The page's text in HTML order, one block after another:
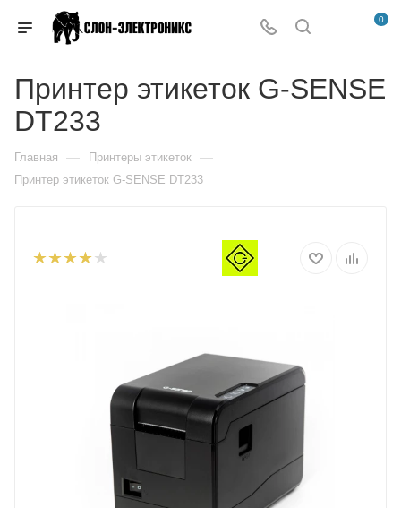
0
Принтер этикеток G-SENSE
DT233
Главная — Принтеры этикеток —
Принтер этикеток G-SENSE DT233